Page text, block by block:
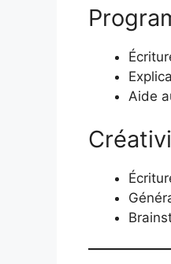
Aide